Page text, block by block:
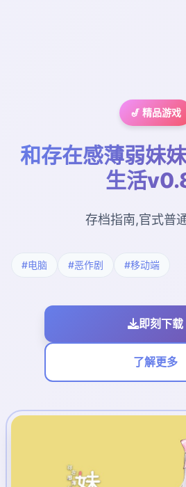
🎷 精品游戏
和存在感薄弱妹
生活
存档指南,官式普
#电脑 #恶作剧 #移动端
即刻下载
了解更多